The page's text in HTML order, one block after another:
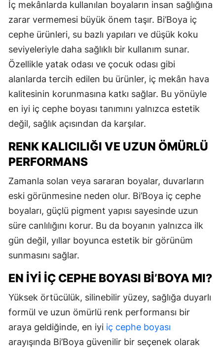
İç mekânlarda kullanılan boyaların insan sağlığına
zarar vermemesi büyük önem taşır. Bi’Boya iç
cephe ürünleri, su bazlı yapıları ve düşük koku
seviyeleriyle daha sağlıklı bir kullanım sunar.
Özellikle yatak odası ve çocuk odası gibi
alanlarda tercih edilen bu ürünler, iç mekân hava
kalitesinin korunmasına katkı sağlar. Bu yönüyle
en iyi iç cephe boyası tanımını yalnızca estetik
değil, sağlık açısından da karşılar.
RENK KALICILIĞI VE UZUN ÖMÜRLÜ
PERFORMANS
Zamanla solan veya sararan boyalar, duvarların
eski görünmesine neden olur. Bi’Boya iç cephe
boyaları, güçlü pigment yapısı sayesinde uzun
süre canlılığını korur. Bu da boyanın yalnızca ilk
gün değil, yıllar boyunca estetik bir görünüm
sunmasını sağlar.
EN İYI İÇ CEPHE BOYASI BI’BOYA MI?
Yüksek örtücülük, silinebilir yüzey, sağlığa duyarlı
formül ve uzun ömürlü renk performansı bir
araya geldiğinde, en iyi iç cephe boyası
arayışında Bi’Boya güvenilir bir seçenek olarak